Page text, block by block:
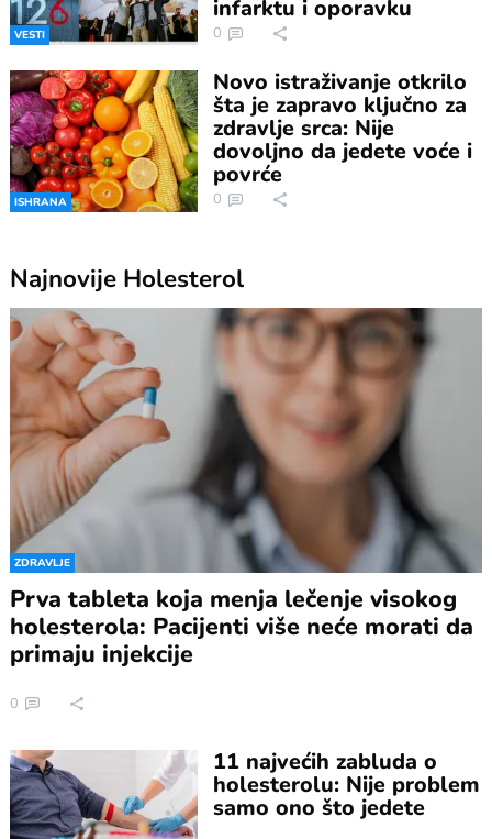
VESTI
infarktu i oporavku
0
ISHRANA
Novo istraživanje otkrilo
šta je zapravo ključno za
zdravlje srca: Nije
dovoljno da jedete voće i
povrće
0
Najnovije Holesterol
ZDRAVLJE
Prva tableta koja menja lečenje visokog
holesterola: Pacijenti više neće morati da
primaju injekcije
0
11 najvećih zabluda o
holesterolu: Nije problem
samo ono što jedete